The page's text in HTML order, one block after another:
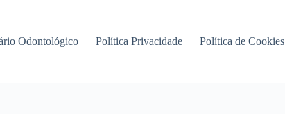
Odontológico Política Privacidade Política de Cookies